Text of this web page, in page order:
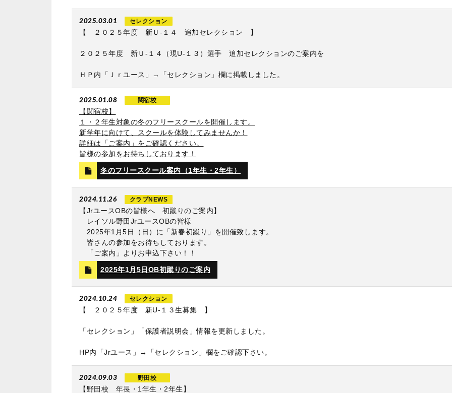
2025.03.01 セレクション
【 ２０２５年度 新Ｕ‐１４ 追加セレクション 】
２０２５年度 新Ｕ‐１４（現U‐１３）選手 追加セレクションのご案内を
ＨＰ内「Ｊｒユース」→「セレクション」欄に掲載しました。
2025.01.08 関宿校
【関宿校】
１・２年生対象の冬のフリースクールを開催します。
新学年に向けて、スクールを体験してみませんか！
詳細は「ご案内」をご確認ください。
皆様の参加をお待ちしております！
冬のフリースクール案内（1年生・2年生）
2024.11.26 クラブNEWS
【JrユースOBの皆様へ 初蹴りのご案内】
レイソル野田JrユースOBの皆様
2025年1月5日（日）に「新春初蹴り」を開催致します。
皆さんの参加をお待ちしております。
「ご案内」よりお申込下さい！！
2025年1月5日OB初蹴りのご案内
2024.10.24 セレクション
【 ２０２５年度 新U‐１３生募集 】
「セレクション」「保護者説明会」情報を更新しました。
HP内「Jrユース」→「セレクション」欄をご確認下さい。
2024.09.03 野田校
【野田校 年長・1年生・2年生】